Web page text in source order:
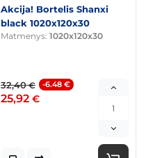
Akcija! Bortelis Shanxi
black 1020x120x30
Matmenys: 1020x120x30
32,40€ -6.48 €
25,92 €